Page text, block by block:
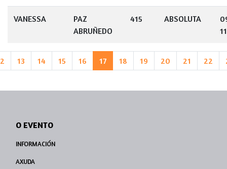
VANESSA
PAZ
ABRUÑEDO
415 ABSOLUTA
13 14 15 16 17 18 19 20 21 22
O EVENTO
INFORMACIÓN
AXUDA